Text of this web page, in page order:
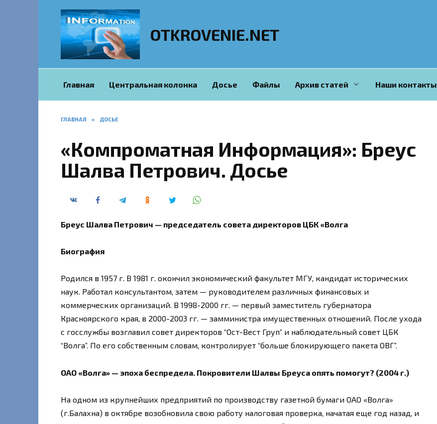
OTKROVENIE.NET
Главная Центральная колонка Досье Файлы Архив статей Наши контакты
ГЛАВНАЯ » ДОСЬЕ
«Компроматная Информация»: Бреус
Шалва Петрович. Досье
Бреус Шалва Петрович — председатель совета директоров ЦБК «Волга
Биография
Родился в 1957 г. В 1981 г. окончил экономический факультет МГУ, кандидат исторических
наук. Работал консультантом, затем — руководителем различных финансовых и
коммерческих организаций. В 1998-2000 гг. — первый заместитель губернатора
Красноярского края, в 2000-2003 гг. — замминистра имущественных отношений. После ухода
с госслужбы возглавил совет директоров “Ост-Вест Груп” и наблюдательный совет ЦБК
“Волга”. По его собственным словам, контролирует “больше блокирующего пакета ОВГ”.
ОАО «Волга» — эпоха беспредела. Покровители Шалвы Бреуса опять помогут? (2004 г.)
На одном из крупнейших предприятий по производству газетной бумаги ОАО «Волга»
(г.Балахна) в октябре возобновила свою работу налоговая проверка, начатая еще год назад, и